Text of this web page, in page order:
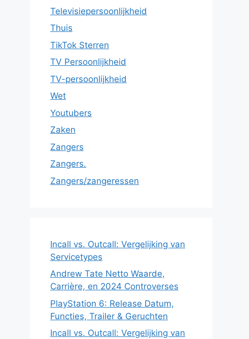
Televisiepersoonlijkheid
Thuis
TikTok Sterren
TV Persoonlijkheid
TV-persoonlijkheid
Wet
Youtubers
Zaken
Zangers
Zangers.
Zangers/zangeressen
Incall vs. Outcall: Vergelijking van
Servicetypes
Andrew Tate Netto Waarde,
Carrière, en 2024 Controverses
PlayStation 6: Release Datum,
Functies, Trailer & Geruchten
Incall vs. Outcall: Vergelijking van